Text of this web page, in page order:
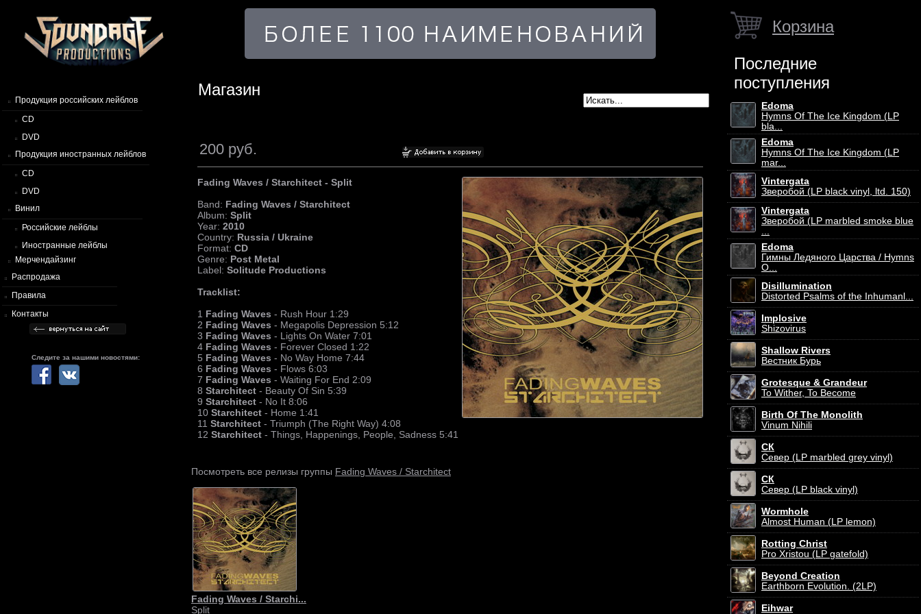
Продукция российских лейблов
CD
DVD
Продукция иностранных лейблов
CD
DVD
Винил
Российские лейблы
Иностранные лейблы
Мерчендайзинг
Распродажа
Правила
Контакты
Следите за нашими новостями:
Магазин
200 руб.
Fading Waves / Starchitect - Split
Band: Fading Waves / Starchitect
Album: Split
Year: 2010
Country: Russia / Ukraine
Format: CD
Genre: Post Metal
Label: Solitude Productions
Tracklist:
1 Fading Waves - Rush Hour 1:29
2 Fading Waves - Megapolis Depression 5:12
3 Fading Waves - Lights On Water 7:01
4 Fading Waves - Forever Closed 1:22
5 Fading Waves - No Way Home 7:44
6 Fading Waves - Flows 6:03
7 Fading Waves - Waiting For End 2:09
8 Starchitect - Beauty Of Sin 5:39
9 Starchitect - No It 8:06
10 Starchitect - Home 1:41
11 Starchitect - Triumph (The Right Way) 4:08
12 Starchitect - Things, Happenings, People, Sadness 5:41
Посмотреть все релизы группы Fading Waves / Starchitect
Fading Waves / Starchi...
Split
Корзина
Последние
поступления
Edoma
Hymns Of The Ice Kingdom (LP
bla...
Edoma
Hymns Of The Ice Kingdom (LP
mar...
Vintergata
Зверобой (LP black vinyl, ltd. 150)
Vintergata
Зверобой (LP marbled smoke blue
...
Edoma
Гимны Ледяного Царства / Hymns
O...
Disillumination
Distorted Psalms of the Inhumanl...
Implosive
Shizovirus
Shallow Rivers
Вестник Бурь
Grotesque & Grandeur
To Wither, To Become
Birth Of The Monolith
Vinum Nihili
СК
Север (LP marbled grey vinyl)
СК
Север (LP black vinyl)
Wormhole
Almost Human (LP lemon)
Rotting Christ
Pro Xristou (LP gatefold)
Beyond Creation
Earthborn Evolution. (2LP)
Eihwar